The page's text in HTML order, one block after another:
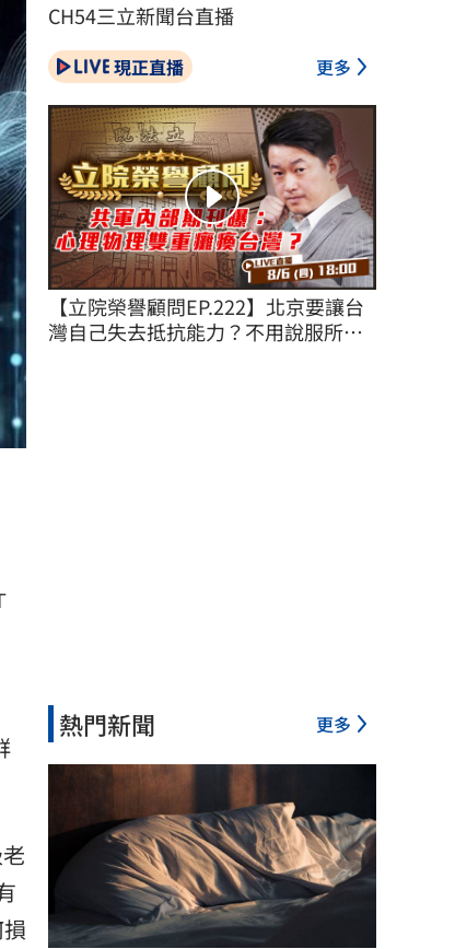
CH54三立新聞台直播
現正直播 更多
【立院榮譽顧問EP.222】北京要讓台
灣自己失去抵抗能力？不用說服所有
熱門新聞 更多